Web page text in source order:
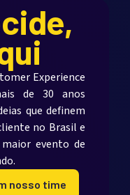
Experience
de 30 anos
que definem
no Brasil e
maior evento de
nosso time